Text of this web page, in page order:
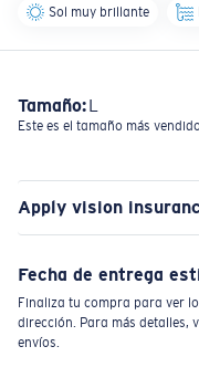
Sol muy brillante
Tamaño:L
Este es el tamaño más
Apply vision
Fecha de entrega
Finaliza tu compra para ver
dirección. Para más detalles,
envíos.